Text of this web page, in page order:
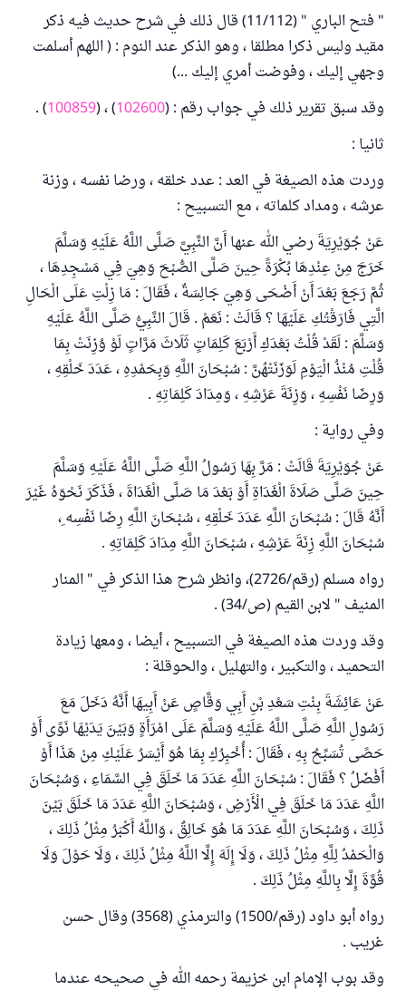
" فتح الباري " (11/112) قال ذلك في شرح حديث فيه ذكر
مقيد وليس ذكرا مطلقا ، وهو الذكر عند النوم : ( اللهم أسلمت
وجهي إليك ، وفوضت أمري إليك ...)
وقد سبق تقرير ذلك في جواب رقم : (102600) ، (100859
) .
ثانيا :
وردت هذه الصيغة في العد : عدد خلقه ، ورضا نفسه ، وزنة
عرشه ، ومداد كلماته ، مع التسبيح :
عَنْ جُوَيْرِيَةَ رضي الله عنها أَنَّ النَّبِيَّ صَلَّى اللَّهُ عَلَيْهِ وَسَلَّمَ
خَرَجَ مِنْ عِنْدِهَا بُكْرَةً حِينَ صَلَّى الصُّبْحَ وَهِيَ فِي مَسْجِدِهَا ،
ثُمَّ رَجَعَ بَعْدَ أَنْ أَضْحَى وَهِيَ جَالِسَةٌ ، فَقَالَ : مَا زِلْتِ عَلَى الْحَالِ
الَّتِي فَارَقْتُكِ عَلَيْهَا ؟ قَالَتْ : نَعَمْ . قَالَ النَّبِيُّ صَلَّى اللَّهُ عَلَيْهِ
وَسَلَّمَ : لَقَدْ قُلْتُ بَعْدَكِ أَرْبَعَ كَلِمَاتٍ ثَلَاثَ مَرَّاتٍ لَوْ وُزِنَتْ بِمَا
قُلْتِ مُنْذُ الْيَوْمِ لَوَزَنَتْهُنَّ : سُبْحَانَ اللَّهِ وَبِحَمْدِهِ ، عَدَدَ خَلْقِهِ ،
وَرِضَا نَفْسِهِ ، وَزِنَةَ عَرْشِهِ ، وَمِدَادَ كَلِمَاتِهِ .
وفي رواية :
عَنْ جُوَيْرِيَةَ قَالَتْ : مَرَّ بِهَا رَسُولُ اللَّهِ صَلَّى اللَّهُ عَلَيْهِ وَسَلَّمَ
حِينَ صَلَّى صَلَاةَ الْغَدَاةِ أَوْ بَعْدَ مَا صَلَّى الْغَدَاةَ ، فَذَكَرَ نَحْوَهُ غَيْرَ
أَنَّهُ قَالَ : سُبْحَانَ اللَّهِ عَدَدَ خَلْقِهِ ، سُبْحَانَ اللَّهِ رِضَا نَفْسِه ِ،
سُبْحَانَ اللَّهِ زِنَةَ عَرْشِهِ ، سُبْحَانَ اللَّهِ مِدَادَ كَلِمَاتِهِ .
رواه مسلم (رقم/2726)، وانظر شرح هذا الذكر في " المنار
المنيف " لابن القيم (ص/34) .
وقد وردت هذه الصيغة في التسبيح ، أيضا ، ومعها زيادة
التحميد ، والتكبير ، والتهليل ، والحوقلة :
عَنْ عَائِشَةَ بِنْتِ سَعْدِ بْنِ أَبِي وَقَّاصٍ عَنْ أَبِيهَا أَنَّهُ دَخَلَ مَعَ
رَسُولِ اللَّهِ صَلَّى اللَّهُ عَلَيْهِ وَسَلَّمَ عَلَى امْرَأَةٍ وَبَيْنَ يَدَيْهَا نَوًى أَوْ
حَصًى تُسَبِّحُ بِهِ ، فَقَالَ : أُخْبِرُكِ بِمَا هُوَ أَيْسَرُ عَلَيْكِ مِنْ هَذَا أَوْ
أَفْضَلُ ؟ فَقَالَ : سُبْحَانَ اللَّهِ عَدَدَ مَا خَلَقَ فِي السَّمَاءِ ، وَسُبْحَانَ
اللَّهِ عَدَدَ مَا خَلَقَ فِي الْأَرْضِ ، وَسُبْحَانَ اللَّهِ عَدَدَ مَا خَلَقَ بَيْنَ
ذَلِكَ ، وَسُبْحَانَ اللَّهِ عَدَدَ مَا هُوَ خَالِقٌ ، وَاللَّهُ أَكْبَرُ مِثْلُ ذَلِكَ ،
وَالْحَمْدُ لِلَّهِ مِثْلُ ذَلِكَ ، وَلَا إِلَهَ إِلَّا اللَّهُ مِثْلُ ذَلِكَ ، وَلَا حَوْلَ وَلَا
قُوَّةَ إِلَّا بِاللَّهِ مِثْلُ ذَلِكَ .
رواه أبو داود (رقم/1500) والترمذي (3568) وقال حسن
غريب .
وقد بوب الإمام ابن خزيمة رحمه الله في صحيحه عندما